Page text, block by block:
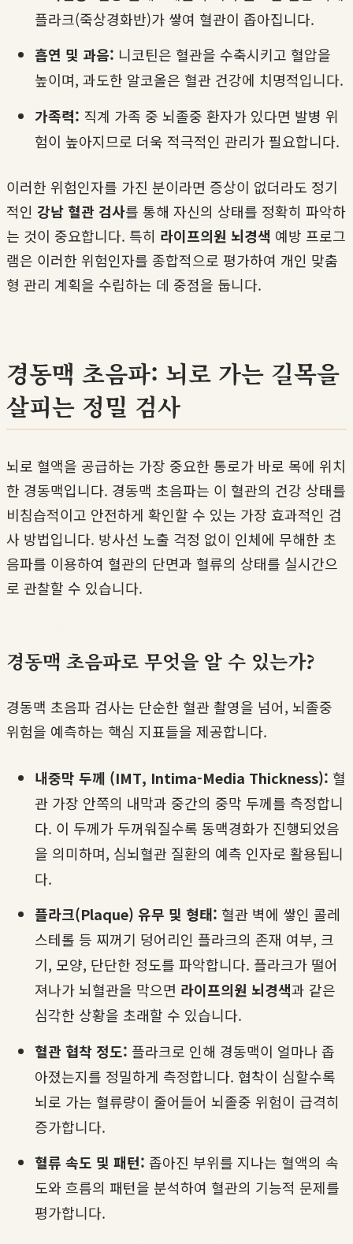
플라크(죽상경화반)가 쌓여 혈관이 좁아집니다.
흡연 및 과음: 니코틴은 혈관을 수축시키고 혈압을
높이며, 과도한 알코올은 혈관 건강에 치명적입니다.
가족력: 직계 가족 중 뇌졸중 환자가 있다면 발병 위
험이 높아지므로 더욱 적극적인 관리가 필요합니다.
이러한 위험인자를 가진 분이라면 증상이 없더라도 정기
적인 강남 혈관 검사를 통해 자신의 상태를 정확히 파악하
는 것이 중요합니다. 특히 라이프의원 뇌경색 예방 프로그
램은 이러한 위험인자를 종합적으로 평가하여 개인 맞춤
형 관리 계획을 수립하는 데 중점을 둡니다.
경동맥 초음파: 뇌로 가는 길목을
살피는 정밀 검사
뇌로 혈액을 공급하는 가장 중요한 통로가 바로 목에 위치
한 경동맥입니다. 경동맥 초음파는 이 혈관의 건강 상태를
비침습적이고 안전하게 확인할 수 있는 가장 효과적인 검
사 방법입니다. 방사선 노출 걱정 없이 인체에 무해한 초
음파를 이용하여 혈관의 단면과 혈류의 상태를 실시간으
로 관찰할 수 있습니다.
경동맥 초음파로 무엇을 알 수 있는가?
경동맥 초음파 검사는 단순한 혈관 촬영을 넘어, 뇌졸중
위험을 예측하는 핵심 지표들을 제공합니다.
내중막 두께 (IMT, Intima-Media Thickness): 혈
관 가장 안쪽의 내막과 중간의 중막 두께를 측정합니
다. 이 두께가 두꺼워질수록 동맥경화가 진행되었음
을 의미하며, 심뇌혈관 질환의 예측 인자로 활용됩니
다.
플라크(Plaque) 유무 및 형태: 혈관 벽에 쌓인 콜레
스테롤 등 찌꺼기 덩어리인 플라크의 존재 여부, 크
기, 모양, 단단한 정도를 파악합니다. 플라크가 떨어
져나가 뇌혈관을 막으면 라이프의원 뇌경색과 같은
심각한 상황을 초래할 수 있습니다.
혈관 협착 정도: 플라크로 인해 경동맥이 얼마나 좁
아졌는지를 정밀하게 측정합니다. 협착이 심할수록
뇌로 가는 혈류량이 줄어들어 뇌졸중 위험이 급격히
증가합니다.
혈류 속도 및 패턴: 좁아진 부위를 지나는 혈액의 속
도와 흐름의 패턴을 분석하여 혈관의 기능적 문제를
평가합니다.